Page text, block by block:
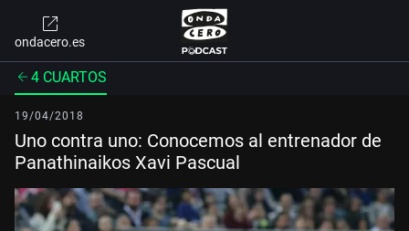
ondacero.es
4 CUARTOS
19/04/2018
Uno contra uno: Conocemos al entrenador de
Panathinaikos Xavi Pascual